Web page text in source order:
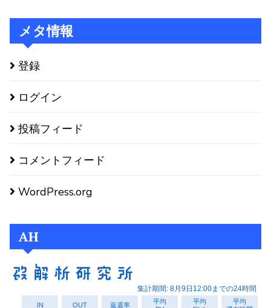
メタ情報
登録
ログイン
投稿フィード
コメントフィード
WordPress.org
AH